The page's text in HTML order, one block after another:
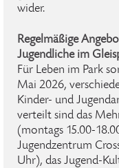
wider.
Regelmäßige
Jugendliche im
Für Leben im Park
Mai 2026,
Kinder- und
verteilt sind das
(montags 15.00-
Jugendzentrum
Uhr), das Jugend-